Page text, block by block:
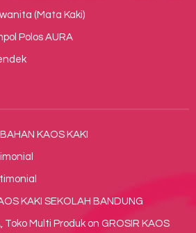
(Mata Kaki)
Polos AURA
KAOS KAKI
KAKI SEKOLAH BANDUNG
Toko Multi Produkon GROSIR KAOS